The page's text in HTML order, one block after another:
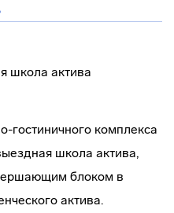
гостиничного комплекса
школа актива,
блоком в
актива.